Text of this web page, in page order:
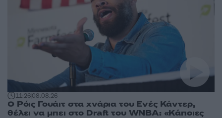
11:2608.08.26
Ο Ρόις Γουάιτ στα χνάρια του Ενές Κάντερ,
θέλει να μπει στο Draft του WNBA: «Κάποιες